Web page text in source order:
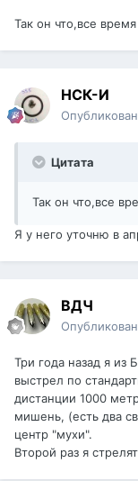
Так он что,все
НСК-И
Цитата
Так он что,все
Я у него уточню в
ВДЧ
Три года назад я из
выстрел по
дистанции 1000
мишень, (есть два
центр "мухи".
Второй раз я